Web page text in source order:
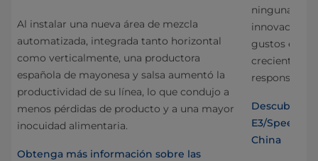
Al instalar una nueva área de mezcla
automatizada, integrada tanto horizontal
como verticalmente, una productora
española de mayonesa y salsa aumentó la
productividad de su línea, lo que condujo a
menos pérdidas de producto y a una mayor
inocuidad alimentaria.
Obtenga más información sobre las
ninguna
innovación
gustos en
creciente
responsable.
Descubra
E3/Speed
China